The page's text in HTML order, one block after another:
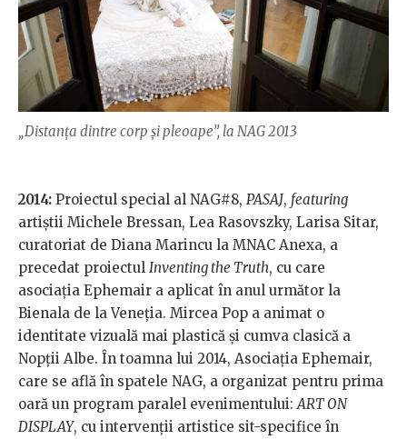
„Distanța dintre corp și pleoape”, la NAG 2013
2014: Proiectul special al NAG#8, PASAJ, featuring
artiștii Michele Bressan, Lea Rasovszky, Larisa Sitar,
curatoriat de Diana Marincu la MNAC Anexa, a
precedat proiectul Inventing the Truth, cu care
asociația Ephemair a aplicat în anul următor la
Bienala de la Veneția. Mircea Pop a animat o
identitate vizuală mai plastică și cumva clasică a
Nopții Albe. În toamna lui 2014, Asociația Ephemair,
care se află în spatele NAG, a organizat pentru prima
oară un program paralel evenimentului: ART ON
DISPLAY, cu intervenții artistice sit-specifice în